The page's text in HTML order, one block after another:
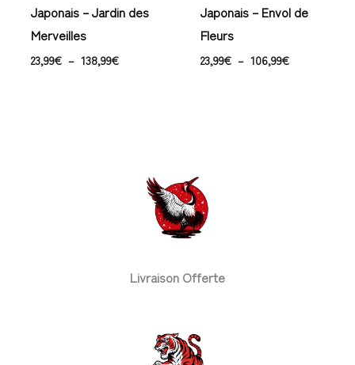
Japonais – Jardin des
Merveilles
23,99€ – 138,99€
Japonais – Envol de
Fleurs
23,99€ – 106,99€
Livraison Offerte